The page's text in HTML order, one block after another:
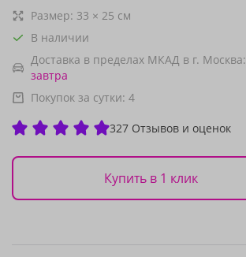
Размер: 33 × 25 см
В наличии
Доставка в пределах МКАД в г. Москва:
завтра
Покупок за сутки: 4
327 Отзывов и оценок
Купить в 1 клик